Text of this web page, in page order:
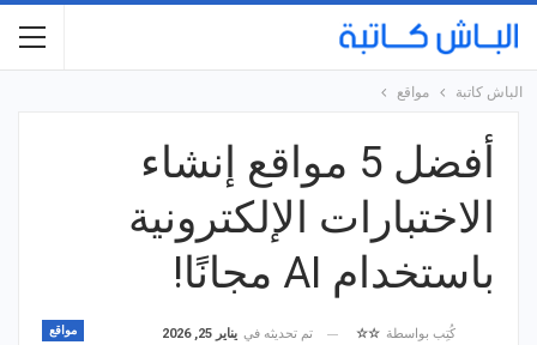
الباش كاتبة مواقع
أفضل 5 مواقع إنشاء
الاختبارات الإلكترونية
باستخدام AI مجانًا!
مواقع كُتِب بواسطة ☆☆ تم تحديثه في يناير 25, 2026